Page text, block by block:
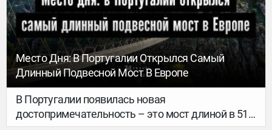
тонкостями португальской жизни.
Место Дня: В Португалии Открылся Самый
Длинный Подвесной Мост В Европе
В Португалии появилась новая
достопримечательность – это мост длиной в 516